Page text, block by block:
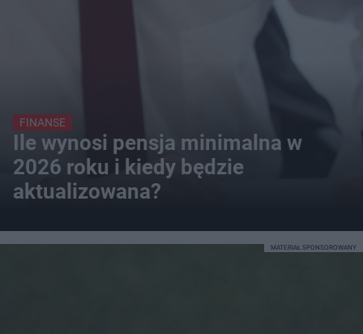
FINANSE
Ile wynosi pensja minimalna w
2026 roku i kiedy będzie
aktualizowana?
MATERIAŁ SPONSOROWANY